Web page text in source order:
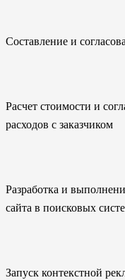
Составление и
Расчет стоимости и
расходов с заказчиком
Разработка и
сайта в поисковых
Запуск контекстной